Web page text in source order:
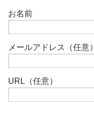
お名前
メールアドレス（任意）
URL（任意）